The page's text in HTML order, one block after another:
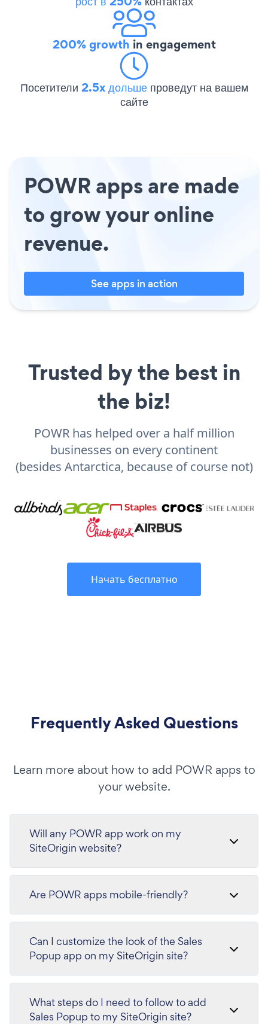
200% growth in engagement
Посетители 2.5x дольше проведут на вашем
сайте
POWR apps are made
to grow your online
revenue.
See apps in action
Trusted by the best in
the biz!
POWR has helped over a half million
businesses on every continent
(besides Antarctica, because of course not)
Начать бесплатно
Frequently Asked Questions
Learn more about how to add POWR apps to
your website.
Will any POWR app work on my
SiteOrigin website?
Are POWR apps mobile-friendly?
Can I customize the look of the Sales
Popup app on my SiteOrigin site?
What steps do I need to follow to add
Sales Popup to my SiteOrigin site?